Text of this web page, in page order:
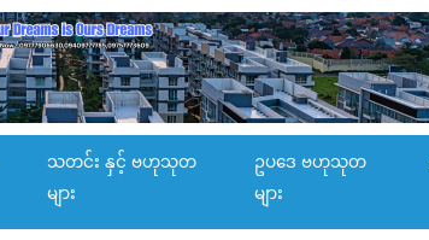
သတင်း နှင့် ဗဟုသုတ
များ
ဥပဒေ ဗဟုသုတ
များ